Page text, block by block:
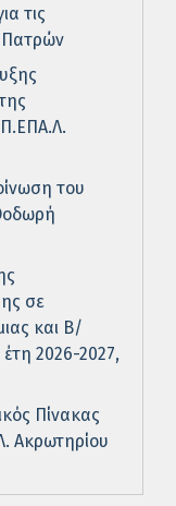
τις
Πατρών
του
σε
και Β/
2026-2027,
Πίνακας
Ακρωτηρίου